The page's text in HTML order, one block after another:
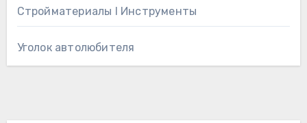
Стройматериалы l Инструменты
Уголок автолюбителя